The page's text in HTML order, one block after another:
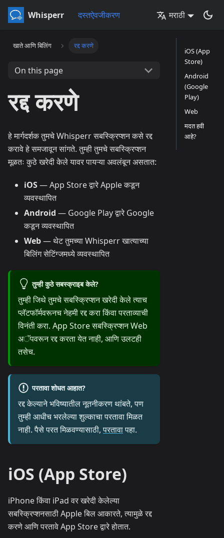
Whisperr दस्तऐवजीकरण मराठी
खाते आणि बिलिंग रद्द करणे
On this page
रद्द करणे
हे मार्गदर्शक तुमचे Whisperr सबस्क्रिप्शन कसे रद्द
करावे हे समजावून सांगते. तुम्ही तुमचे सबस्क्रिप्शन
मूळतः कुठे खरेदी केले यावर पायऱ्या अवलंबून असतात:
iOS— App Store द्वारे Apple कडून
व्यवस्थापित
Android — Google Play द्वारे Google
कडून व्यवस्थापित
Web— थेट तुमच्या Whisperr खात्याच्या
बिलिंग सेटिंग्जमध्ये व्यवस्थापित
तुम्ही कुठे सबस्क्राइब केले?
तुम्ही जिथे तुमचे सबस्क्रिप्शन खरेदी केले त्याच
प्लॅटफॉर्मवरूनच नेहमी रद्द करा किंवा परताव्याची
विनंती करा. App Store सबस्क्रिप्शन Web
अॅपवरून रद्द करता येत नाही, आणि उलटही
तसेच.
परतावा शोधत आहात?
रद्द केल्याने भविष्यातील नूतनीकरण थांबते, पण
तुम्ही आधीच भरलेल्या शुल्काचा परतावा मिळत
नाही. पैसे परत मिळवण्यासाठी,परतावापहा.
iOS (App Store)
iPhone किंवा iPad वर खरेदी केलेल्या
सबस्क्रिप्शनसाठी Apple बिल आकारते, त्यामुळे रद्द
करणे आणि परतावे App Store द्वारे होतात.
iOS (App
Store)
Android
(Google
Play)
Web
मदत हवी
आहे?